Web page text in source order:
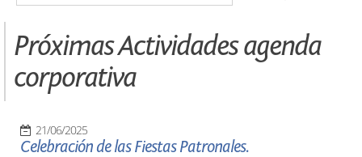
Próximas Actividades agenda
corporativa
21/06/2025
Celebración de las Fiestas Patronales.